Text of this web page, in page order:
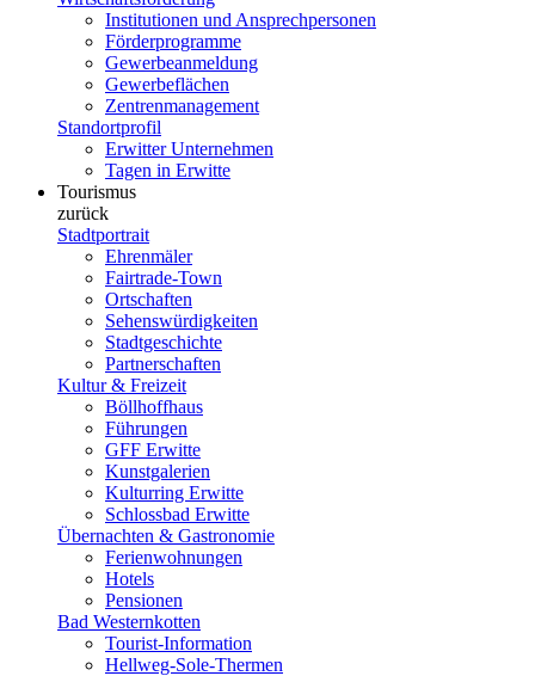
Institutionen und Ansprechpersonen
Förderprogramme
Gewerbeanmeldung
Gewerbeflächen
Zentrenmanagement
Standortprofil
Erwitter Unternehmen
Tagen in Erwitte
Tourismus
zurück
Stadtportrait
Ehrenmäler
Fairtrade-Town
Ortschaften
Sehenswürdigkeiten
Stadtgeschichte
Partnerschaften
Kultur & Freizeit
Böllhoffhaus
Führungen
GFF Erwitte
Kunstgalerien
Kulturring Erwitte
Schlossbad Erwitte
Übernachten & Gastronomie
Ferienwohnungen
Hotels
Pensionen
Bad Westernkotten
Tourist-Information
Hellweg-Sole-Thermen